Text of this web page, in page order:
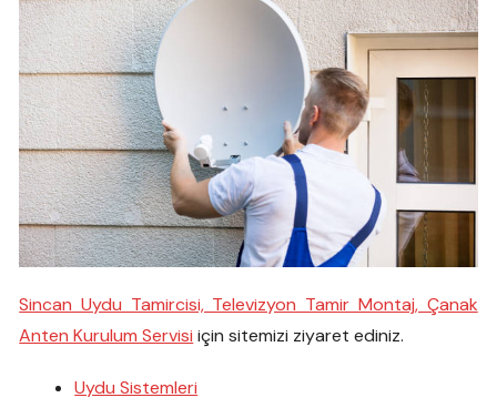
Sincan Uydu Tamircisi, Televizyon Tamir Montaj, Çanak
Anten Kurulum Servisi için sitemizi ziyaret ediniz.
Uydu Sistemleri